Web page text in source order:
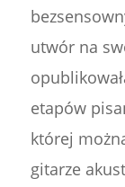
utwór na
etapów
której
gitarze